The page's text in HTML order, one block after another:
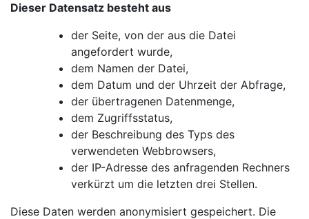
Dieser Datensatz besteht aus
der Seite, von der aus die Datei
angefordert wurde,
dem Namen der Datei,
dem Datum und der Uhrzeit der Abfrage,
der übertragenen Datenmenge,
dem Zugriffsstatus,
der Beschreibung des Typs des
verwendeten Webbrowsers,
der IP-Adresse des anfragenden Rechners
verkürzt um die letzten drei Stellen.
Diese Daten werden anonymisiert gespeichert. Die